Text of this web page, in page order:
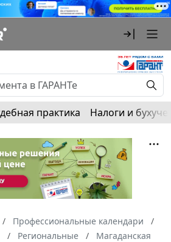
практика Налоги и
Профессиональные календари
Региональные
Магаданская